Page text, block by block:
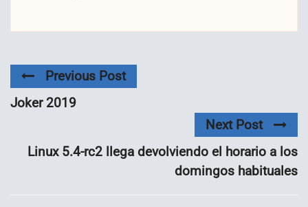
Previous Post
Joker 2019
Next Post
Linux 5.4-rc2 llega devolviendo el horario a los
domingos habituales